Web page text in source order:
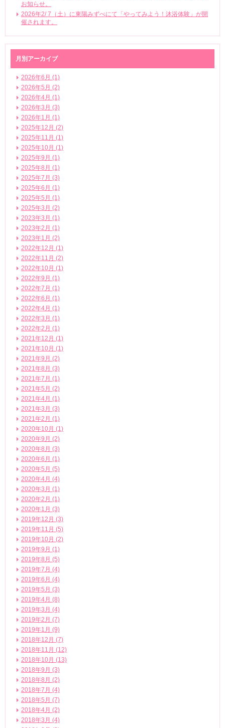
お知らせ。
2026年2/ 7（土）に東陽みずべにて「やってみよう！沐浴体験」が開
催されます。
月別アーカイブ
2026年6月 (1)
2026年5月 (2)
2026年4月 (1)
2026年3月 (3)
2026年1月 (1)
2025年12月 (2)
2025年11月 (1)
2025年10月 (1)
2025年9月 (1)
2025年8月 (1)
2025年7月 (3)
2025年6月 (1)
2025年5月 (1)
2025年3月 (2)
2023年3月 (1)
2023年2月 (1)
2023年1月 (2)
2022年12月 (1)
2022年11月 (2)
2022年10月 (1)
2022年9月 (1)
2022年7月 (1)
2022年6月 (1)
2022年4月 (1)
2022年3月 (1)
2022年2月 (1)
2021年12月 (1)
2021年10月 (1)
2021年9月 (2)
2021年8月 (3)
2021年7月 (1)
2021年5月 (2)
2021年4月 (1)
2021年3月 (3)
2021年2月 (1)
2020年10月 (1)
2020年9月 (2)
2020年8月 (3)
2020年6月 (1)
2020年5月 (5)
2020年4月 (4)
2020年3月 (1)
2020年2月 (1)
2020年1月 (3)
2019年12月 (3)
2019年11月 (5)
2019年10月 (2)
2019年9月 (1)
2019年8月 (5)
2019年7月 (4)
2019年6月 (4)
2019年5月 (3)
2019年4月 (8)
2019年3月 (4)
2019年2月 (7)
2019年1月 (9)
2018年12月 (7)
2018年11月 (12)
2018年10月 (13)
2018年9月 (3)
2018年8月 (2)
2018年7月 (4)
2018年5月 (7)
2018年4月 (2)
2018年3月 (4)